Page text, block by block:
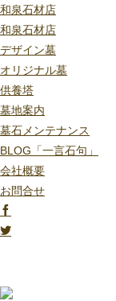
和泉石材店
和泉石材店
デザイン墓
オリジナル墓
供養塔
墓地案内
墓石メンテナンス
BLOG「一言石句」
会社概要
お問合せ